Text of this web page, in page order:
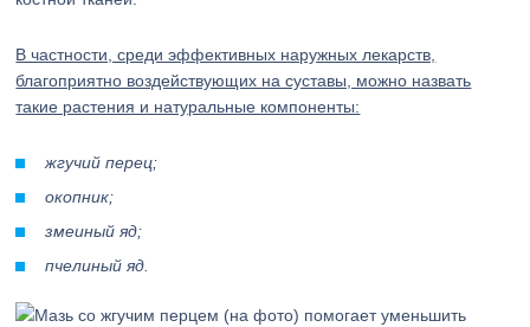
В частности, среди эффективных наружных лекарств,
благоприятно воздействующих на суставы, можно назвать
такие растения и натуральные компоненты:
жгучий перец;
окопник;
змеиный яд;
пчелиный яд.